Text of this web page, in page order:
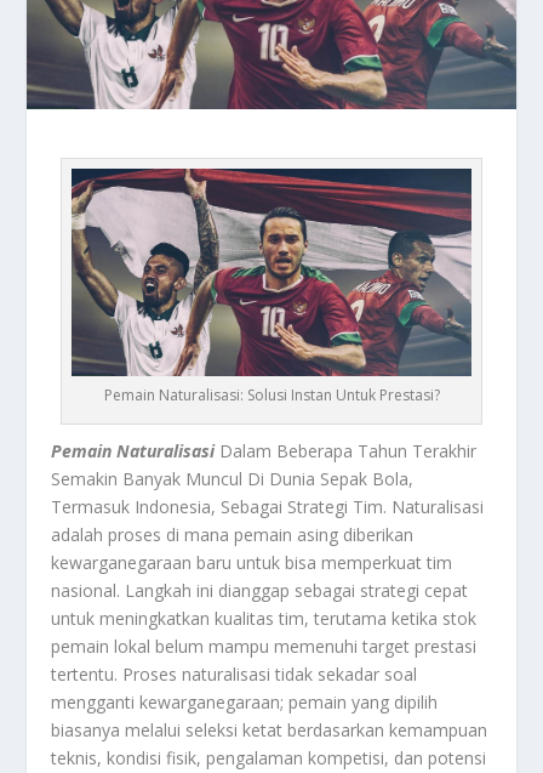
Pemain Naturalisasi: Solusi Instan Untuk Prestasi?
Pemain NaturalisasiDalam Beberapa Tahun Terakhir
Semakin Banyak Muncul Di Dunia Sepak Bola,
Termasuk Indonesia, Sebagai Strategi Tim. Naturalisasi
adalah proses di mana pemain asing diberikan
kewarganegaraan baru untuk bisa memperkuat tim
nasional. Langkah ini dianggap sebagai strategi cepat
untuk meningkatkan kualitas tim, terutama ketika stok
pemain lokal belum mampu memenuhi target prestasi
tertentu. Proses naturalisasi tidak sekadar soal
mengganti kewarganegaraan; pemain yang dipilih
biasanya melalui seleksi ketat berdasarkan kemampuan
teknis, kondisi fisik, pengalaman kompetisi, dan potensi